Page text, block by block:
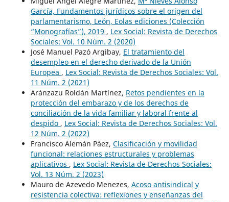
García, Fundamentos jurídicos sobre el origen del
parlamentarismo, León, Eolas ediciones (Colección
“Monografías”), 2019 , Lex Social: Revista de Derechos
Sociales: Vol. 10 Núm. 2 (2020)
José Manuel Pazó Argibay, El tratamiento del
desempleo en el derecho derivado de la Unión
Europea , Lex Social: Revista de Derechos Sociales: Vol.
11 Núm. 2 (2021)
Aránzazu Roldán Martínez, Retos pendientes en la
protección del embarazo y de los derechos de
conciliación de la vida familiar y laboral frente al
despido , Lex Social: Revista de Derechos Sociales: Vol.
12 Núm. 2 (2022)
Francisco Alemán Páez, Clasificación y movilidad
funcional: relaciones estructurales y problemas
aplicativos , Lex Social: Revista de Derechos Sociales:
Vol. 13 Núm. 2 (2023)
Mauro de Azevedo Menezes, Acoso antisindical y
resistencia colectiva: reflexiones y enseñanzas del